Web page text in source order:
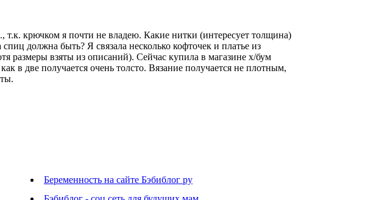
т.к. крючком я почти не владею. Какие нитки (интересует толщина)
должна быть? Я связала несколько кофточек и платье из
размеры взяты из описаний). Сейчас купила в магазине х/бум
в две получается очень толсто. Вязание получается не плотным,
Беременность на сайте Бэбиблог ру